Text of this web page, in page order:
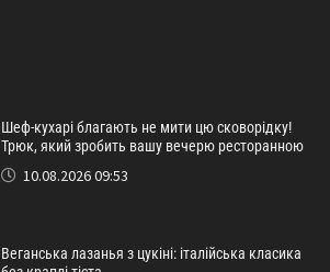
Шеф-кухарі благають не мити цю сковорідку!
Трюк, який зробить вашу вечерю ресторанною
10.08.2026 09:53
Веганська лазанья з цукіні: італійська класика